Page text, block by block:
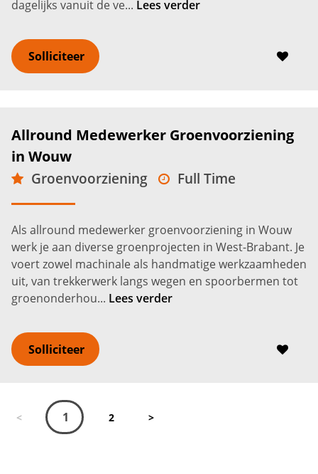
dagelijks vanuit de ve... Lees verder
Solliciteer
Allround Medewerker Groenvoorziening
in Wouw
Groenvoorziening
Full Time
MBO
Als allround medewerker groenvoorziening in Wouw
werk je aan diverse groenprojecten in West-Brabant. Je
voert zowel machinale als handmatige werkzaamheden
uit, van trekkerwerk langs wegen en spoorbermen tot
groenonderhou... Lees verder
Solliciteer
< 1 2 >